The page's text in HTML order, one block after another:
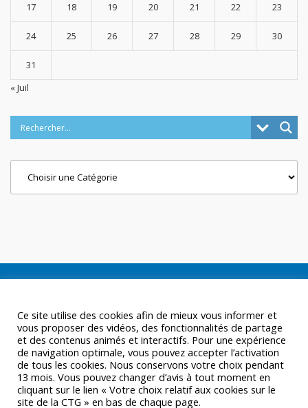
17 18 19 20 21 22 23
24 25 26 27 28 29 30
31
« Juil
Ce site utilise des cookies afin de mieux vous informer et
vous proposer des vidéos, des fonctionnalités de partage
et des contenus animés et interactifs. Pour une expérience
de navigation optimale, vous pouvez accepter l’activation
de tous les cookies. Nous conservons votre choix pendant
13 mois. Vous pouvez changer d’avis à tout moment en
cliquant sur le lien « Votre choix relatif aux cookies sur le
site de la CTG » en bas de chaque page.